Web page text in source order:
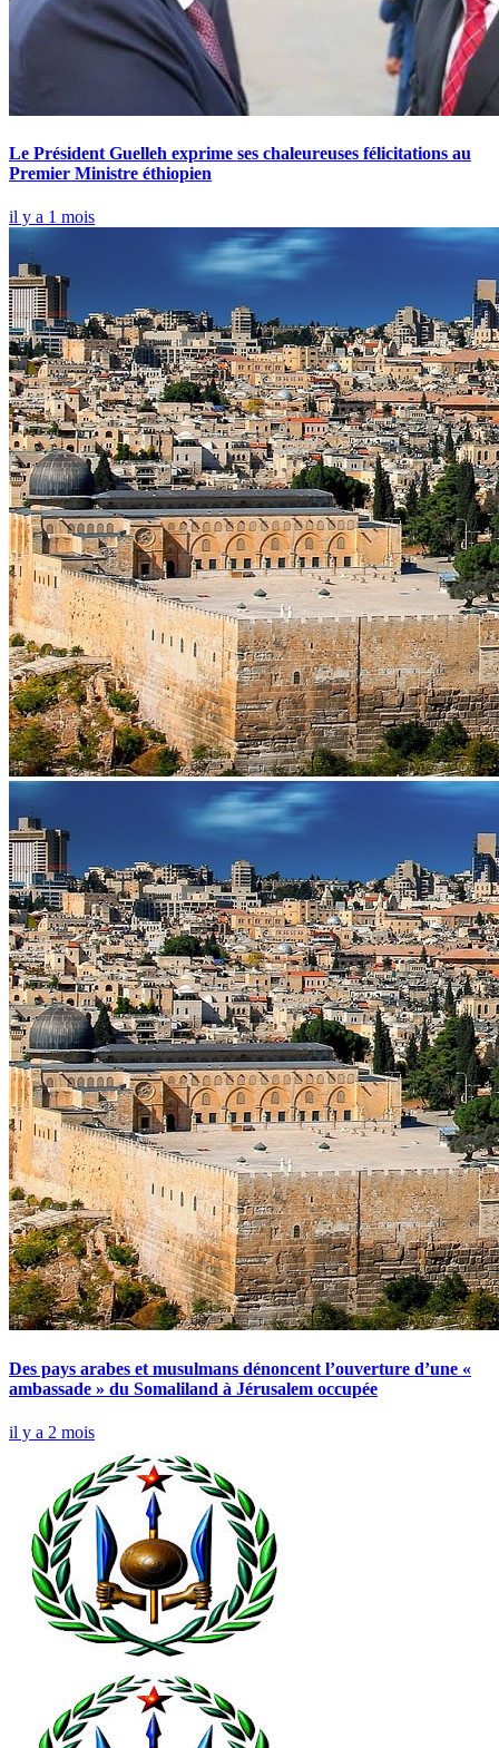
Le Président Guelleh exprime ses chaleureuses félicitations au
Premier Ministre éthiopien
il y a 1 mois
Des pays arabes et musulmans dénoncent l’ouverture d’une «
ambassade » du Somaliland à Jérusalem occupée
il y a 2 mois